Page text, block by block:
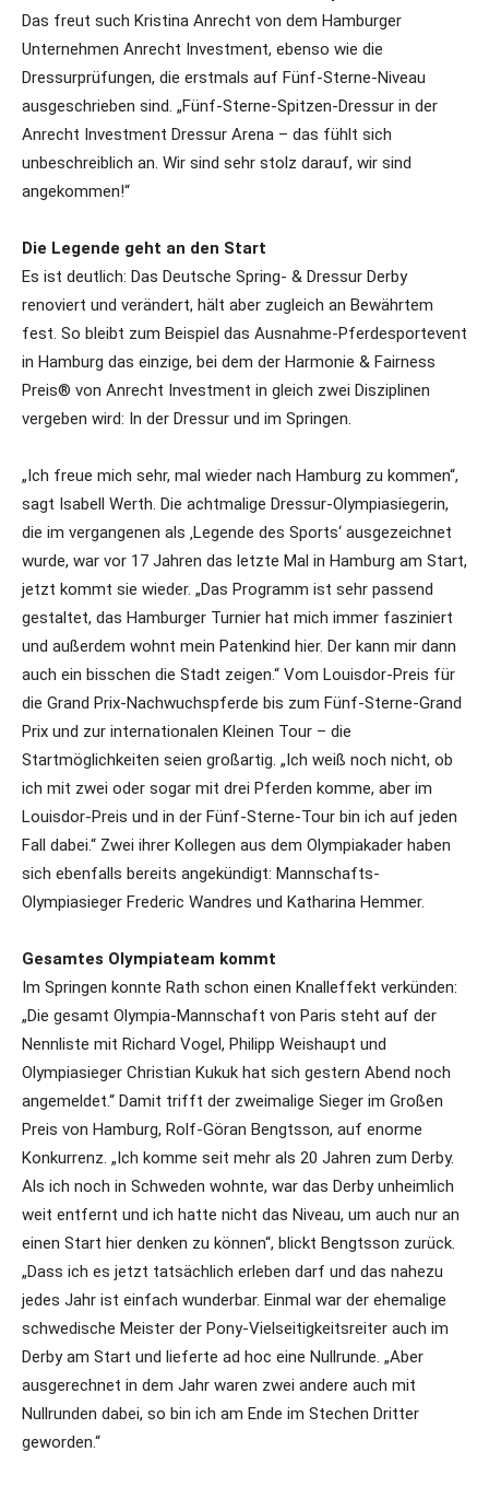
Das freut such Kristina Anrecht von dem Hamburger
Unternehmen Anrecht Investment, ebenso wie die
Dressurprüfungen, die erstmals auf Fünf-Sterne-Niveau
ausgeschrieben sind. „Fünf-Sterne-Spitzen-Dressur in der
Anrecht Investment Dressur Arena – das fühlt sich
unbeschreiblich an. Wir sind sehr stolz darauf, wir sind
angekommen!“
Die Legende geht an den Start
Es ist deutlich: Das Deutsche Spring- & Dressur Derby
renoviert und verändert, hält aber zugleich an Bewährtem
fest. So bleibt zum Beispiel das Ausnahme-Pferdesportevent
in Hamburg das einzige, bei dem der Harmonie & Fairness
Preis® von Anrecht Investment in gleich zwei Disziplinen
vergeben wird: In der Dressur und im Springen.
„Ich freue mich sehr, mal wieder nach Hamburg zu kommen“,
sagt Isabell Werth. Die achtmalige Dressur-Olympiasiegerin,
die im vergangenen als ‚Legende des Sports‘ ausgezeichnet
wurde, war vor 17 Jahren das letzte Mal in Hamburg am Start,
jetzt kommt sie wieder. „Das Programm ist sehr passend
gestaltet, das Hamburger Turnier hat mich immer fasziniert
und außerdem wohnt mein Patenkind hier. Der kann mir dann
auch ein bisschen die Stadt zeigen.“ Vom Louisdor-Preis für
die Grand Prix-Nachwuchspferde bis zum Fünf-Sterne-Grand
Prix und zur internationalen Kleinen Tour – die
Startmöglichkeiten seien großartig. „Ich weiß noch nicht, ob
ich mit zwei oder sogar mit drei Pferden komme, aber im
Louisdor-Preis und in der Fünf-Sterne-Tour bin ich auf jeden
Fall dabei.“ Zwei ihrer Kollegen aus dem Olympiakader haben
sich ebenfalls bereits angekündigt: Mannschafts-
Olympiasieger Frederic Wandres und Katharina Hemmer.
Gesamtes Olympiateam kommt
Im Springen konnte Rath schon einen Knalleffekt verkünden:
„Die gesamt Olympia-Mannschaft von Paris steht auf der
Nennliste mit Richard Vogel, Philipp Weishaupt und
Olympiasieger Christian Kukuk hat sich gestern Abend noch
angemeldet.“ Damit trifft der zweimalige Sieger im Großen
Preis von Hamburg, Rolf-Göran Bengtsson, auf enorme
Konkurrenz. „Ich komme seit mehr als 20 Jahren zum Derby.
Als ich noch in Schweden wohnte, war das Derby unheimlich
weit entfernt und ich hatte nicht das Niveau, um auch nur an
einen Start hier denken zu können“, blickt Bengtsson zurück.
„Dass ich es jetzt tatsächlich erleben darf und das nahezu
jedes Jahr ist einfach wunderbar. Einmal war der ehemalige
schwedische Meister der Pony-Vielseitigkeitsreiter auch im
Derby am Start und lieferte ad hoc eine Nullrunde. „Aber
ausgerechnet in dem Jahr waren zwei andere auch mit
Nullrunden dabei, so bin ich am Ende im Stechen Dritter
geworden.“